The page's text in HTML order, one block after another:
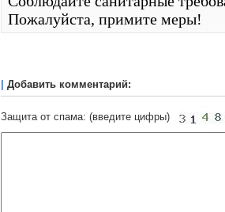
Пожалуйста, примите меры!
Добавить комментарий:
Защита от спама: (введите цифры)